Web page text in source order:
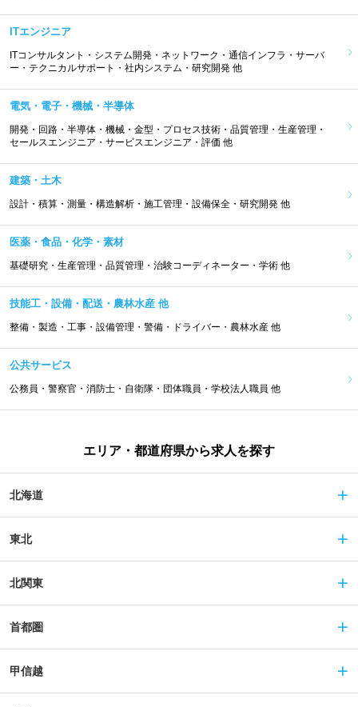
ITエンジニア
ITコンサルタント・システム開発・ネットワーク・通信インフラ・サーバ
ー・テクニカルサポート・社内システム・研究開発 他
電気・電子・機械・半導体
開発・回路・半導体・機械・金型・プロセス技術・品質管理・生産管理・
セールスエンジニア・サービスエンジニア・評価 他
建築・土木
設計・積算・測量・構造解析・施工管理・設備保全・研究開発 他
医薬・食品・化学・素材
基礎研究・生産管理・品質管理・治験コーディネーター・学術 他
技能工・設備・配送・農林水産 他
整備・製造・工事・設備管理・警備・ドライバー・農林水産 他
公共サービス
公務員・警察官・消防士・自衛隊・団体職員・学校法人職員 他
エリア・都道府県から求人を探す
北海道
東北
北関東
首都圏
甲信越